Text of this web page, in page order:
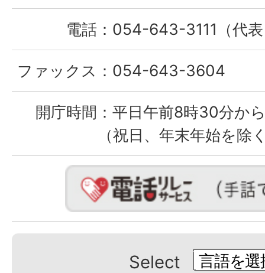
電話： 054-643-3111（代
ファックス： 054-643-3604
開庁時間： 平日午前8時30分か
（祝日、年末年始を除
Select